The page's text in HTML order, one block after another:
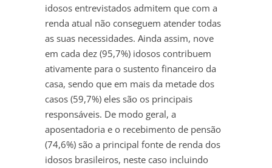
idosos entrevistados admitem que com a
renda atual não conseguem atender todas
as suas necessidades. Ainda assim, nove
em cada dez (95,7%) idosos contribuem
ativamente para o sustento financeiro da
casa, sendo que em mais da metade dos
casos (59,7%) eles são os principais
responsáveis. De modo geral, a
aposentadoria e o recebimento de pensão
(74,6%) são a principal fonte de renda dos
idosos brasileiros, neste caso incluindo